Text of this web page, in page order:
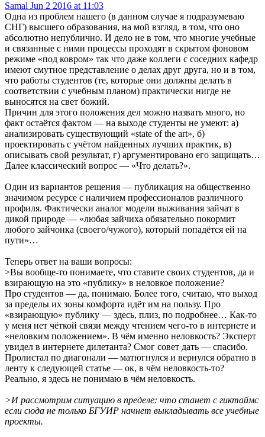
Samal Jun 2 2016 at 11:03
Одна из проблем нашего (в данном случае я подразумеваю
СНГ) высшего образования, на мой взгляд, в том, что оно
абсолютно непублично. И дело не в том, что многие учебные
и связанные с ними процессы проходят в скрытом фоновом
режиме «под ковром» так что даже коллеги с соседних кафедр
имеют смутное представление о делах друг друга, но и в том,
что работы студентов (те, которые они должны делать в
соответствии с учебным планом) практически нигде не
выносятся на свет божий.
Причин для этого положения дел можно назвать много, но
факт остаётся фактом — на выходе студенты не умеют: а)
анализировать существующий «state of the art», б)
проектировать с учётом найденных лучших практик, в)
описывать свой результат, г) аргументировано его защищать…
Далее классический вопрос — «Что делать?».
Один из вариантов решения — публикация на общественно
значимом ресурсе с наличием профессионалов различного
профиля. Фактически аналог модели выживания зайчат в
дикой природе — «любая зайчиха обязательно покормит
любого зайчонка (своего/чужого), который попадётся ей на
пути»…
Теперь ответ на ваши вопросы:
>Вы вообще-то понимаете, что ставите своих студентов, да и
взирающую на это «публику» в неловкое положение?
Про студентов — да, понимаю. Более того, считаю, что выход
за пределы их зоны комфорта идёт им на пользу. Про
«взирающую» публику — здесь, плиз, по подробнее… Как-то
у меня нет чёткой связи между чтением чего-то в интернете и
«неловким положением». В чём именно неловкость? Эксперт
увидел в интернете дилетанта? Смог совет дать — спасибо.
Пролистал по диагонали — матюгнулся и вернулся обратно в
ленту к следующей статье — ок, в чём неловкость-то?
Реально, я здесь не понимаю в чём неловкость.
>И рассмотрим ситуацию в пределе: что станет с гиктаймс
если сюда не только БГУИР начнет выкладывать все учебные
проекты.